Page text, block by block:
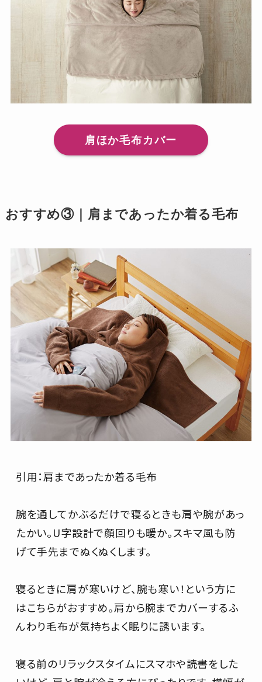
肩ほか毛布カバー
おすすめ③｜肩まであったか着る毛布
引用：肩まであったか着る毛布
腕を通してかぶるだけで寝るときも肩や腕があっ
たかい。U字設計で顔回りも暖か。スキマ風も防
げて手先までぬくぬくします。
寝るときに肩が寒いけど、腕も寒い！という方に
はこちらがおすすめ。肩から腕までカバーするふ
んわり毛布が気持ちよく眠りに誘います。
寝る前のリラックスタイムにスマホや読書をした